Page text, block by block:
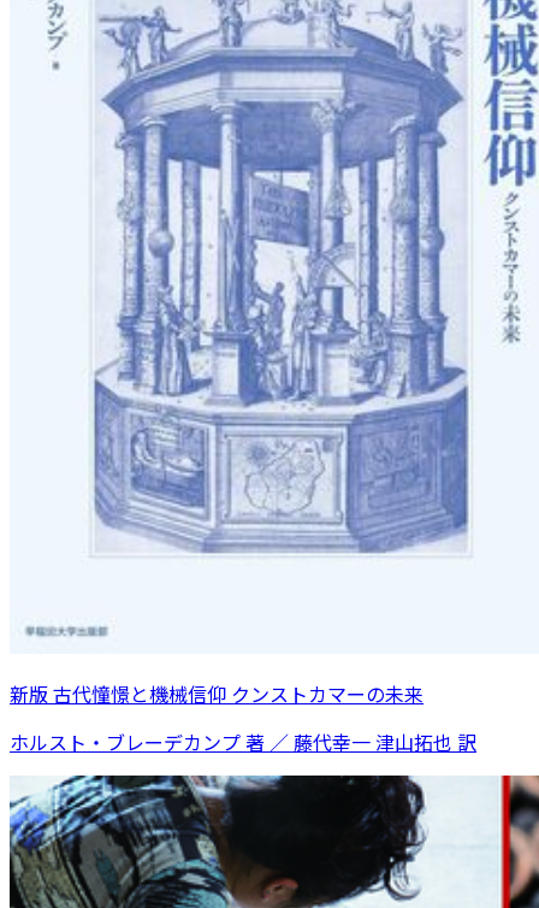
新版 古代憧憬と機械信仰 クンストカマーの未来
ホルスト・ブレーデカンプ 著 ／ 藤代幸一 津山拓也 訳